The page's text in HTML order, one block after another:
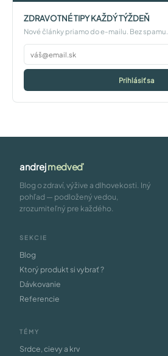
ZDRAVOTNÉ TIPY KAŽDÝ TÝŽDEŇ
Nové články priamo do e-mailu. Bez spamu.
Prihlásiť sa
andrejmedveď
Blog o zdraví, výžive a dlhovekosti. Iný
pohľad — podložený vedou,
zrozumiteľný pre každého.
SEKCIE
Blog
Ktorý produkt si vybrať ?
Dávkovanie
Referencie
TÉMY
Srdce, cievy a krv